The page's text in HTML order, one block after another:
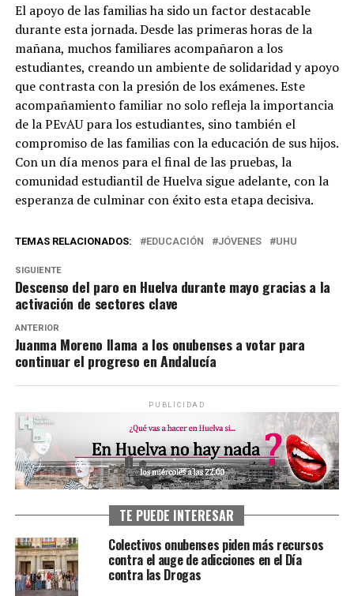
El apoyo de las familias ha sido un factor destacable
durante esta jornada. Desde las primeras horas de la
mañana, muchos familiares acompañaron a los
estudiantes, creando un ambiente de solidaridad y apoyo
que contrasta con la presión de los exámenes. Este
acompañamiento familiar no solo refleja la importancia
de la PEvAU para los estudiantes, sino también el
compromiso de las familias con la educación de sus hijos.
Con un día menos para el final de las pruebas, la
comunidad estudiantil de Huelva sigue adelante, con la
esperanza de culminar con éxito esta etapa decisiva.
TEMAS RELACIONADOS: EDUCACIÓN JÓVENES UHU
SIGUIENTE
Descenso del paro en Huelva durante mayo gracias a la
activación de sectores clave
ANTERIOR
Juanma Moreno llama a los onubenses a votar para
continuar el progreso en Andalucía
PUBLICIDAD
TE PUEDE INTERESAR
Colectivos onubenses piden más recursos
contra el auge de adicciones en el Día
contra las Drogas